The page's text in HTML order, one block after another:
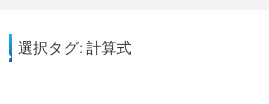
選択タグ: 計算式